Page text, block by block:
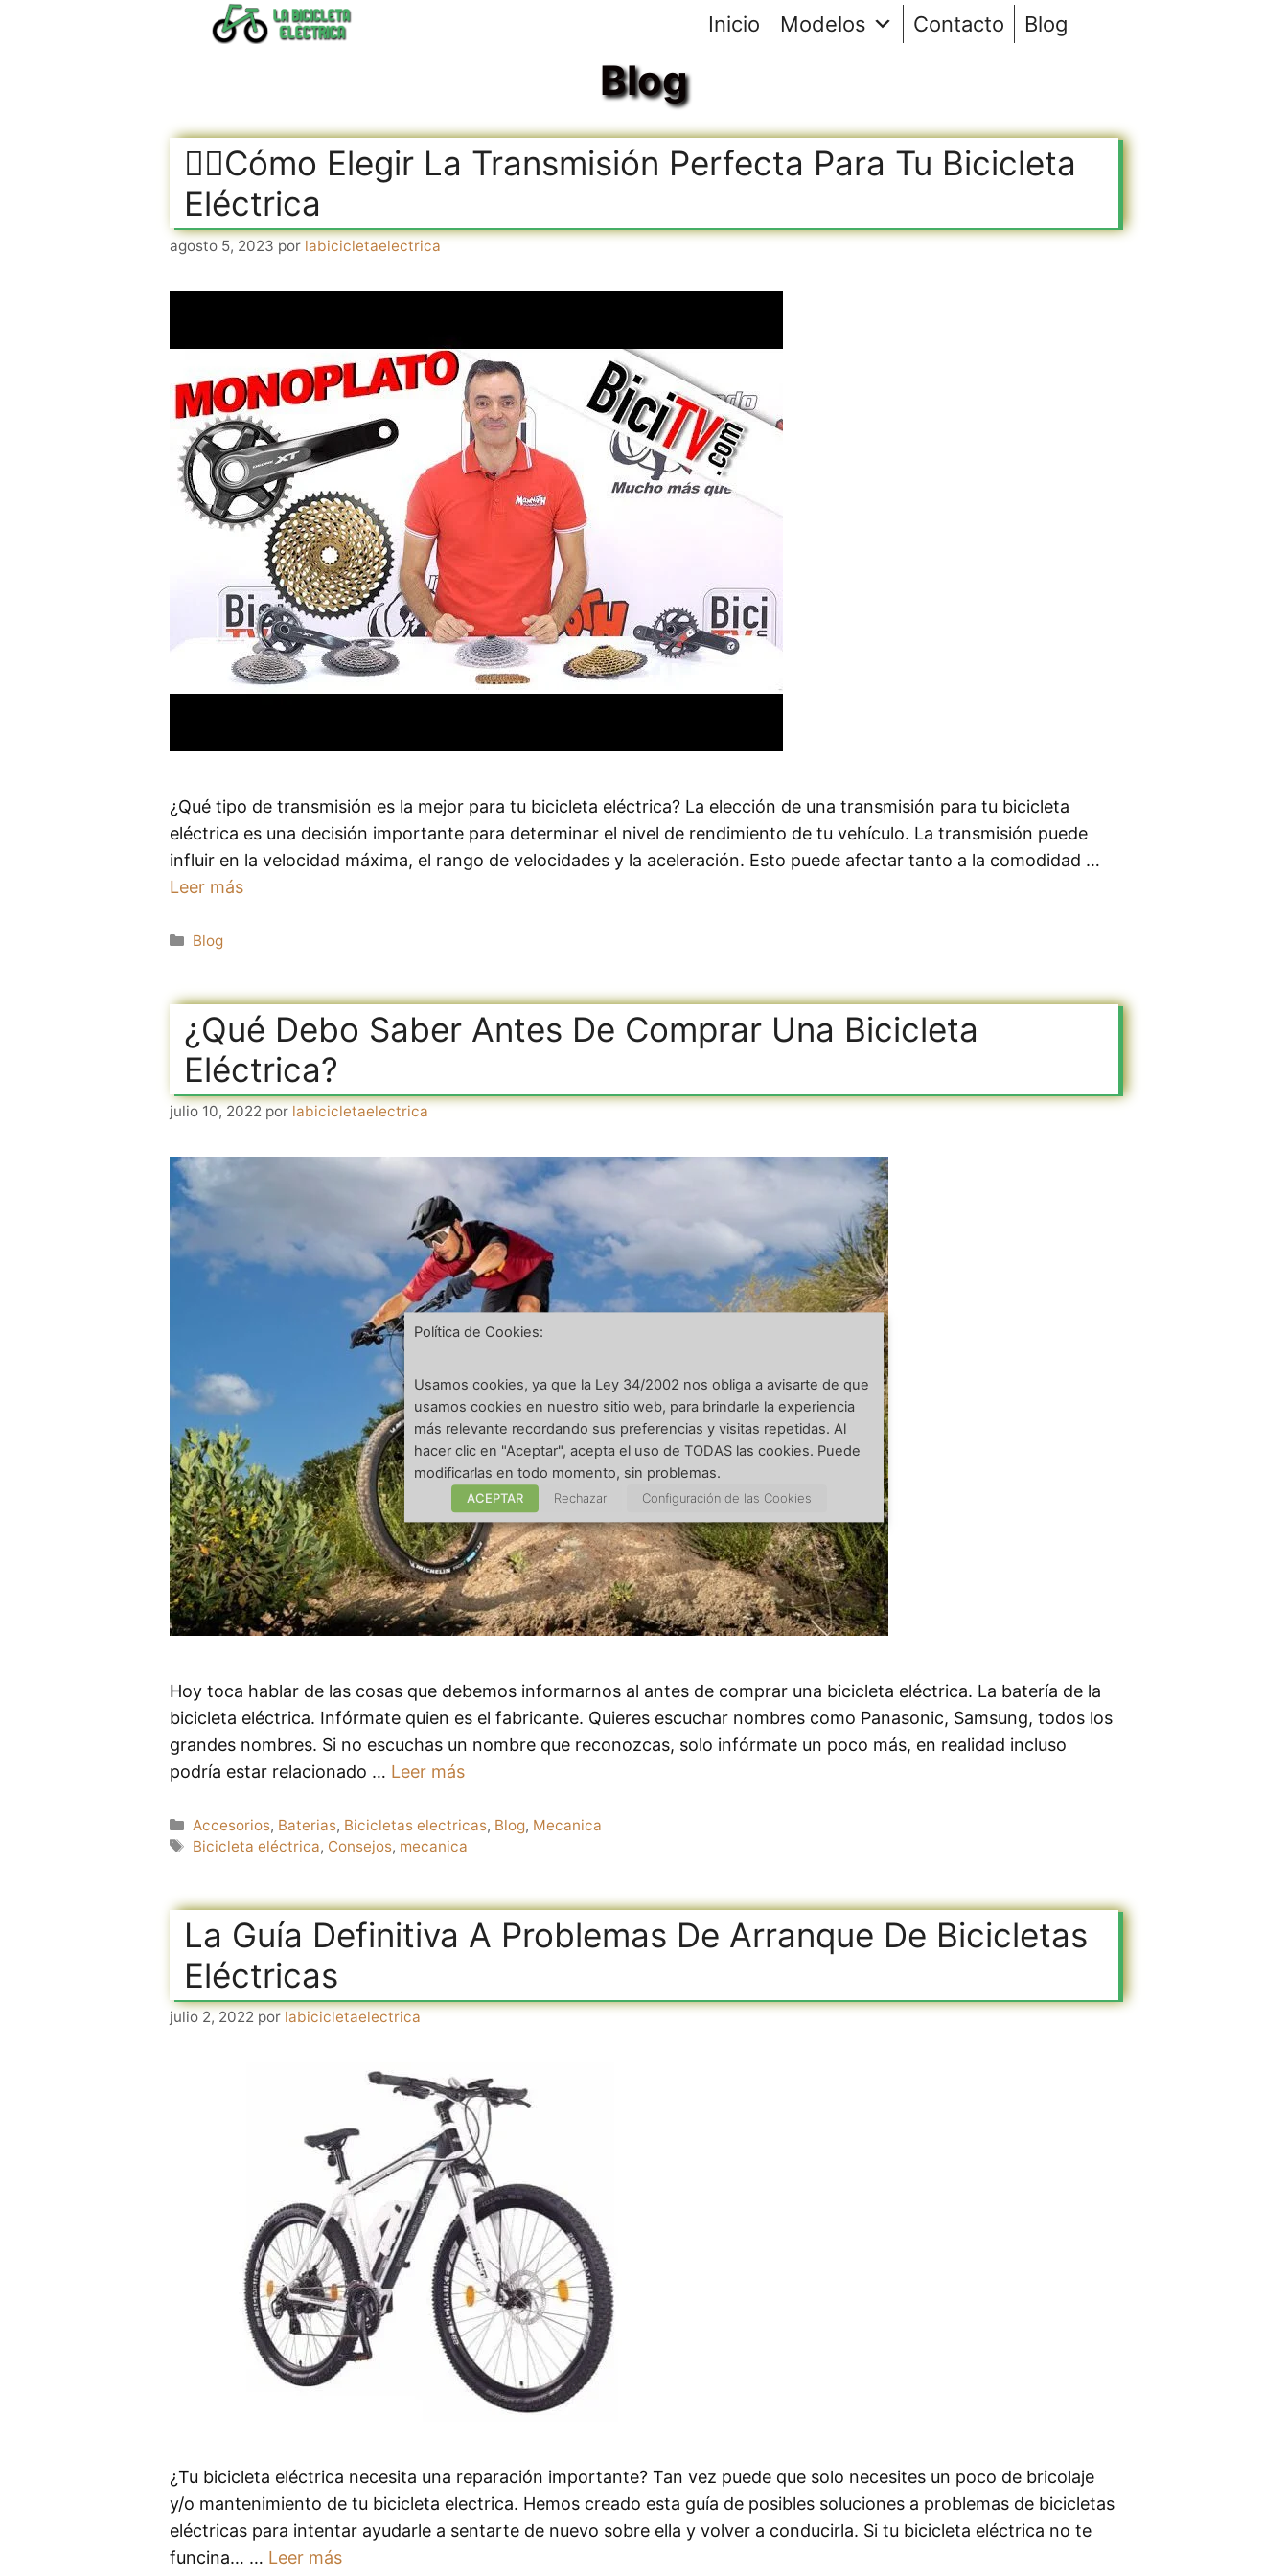
Inicio Modelos Contacto Blog
Blog
🚴‍♂️Cómo Elegir La Transmisión Perfecta Para Tu Bicicleta
Eléctrica
agosto 5, 2023 por labicicletaelectrica
¿Qué tipo de transmisión es la mejor para tu bicicleta eléctrica? La elección de una transmisión para tu bicicleta
eléctrica es una decisión importante para determinar el nivel de rendimiento de tu vehículo. La transmisión puede
influir en la velocidad máxima, el rango de velocidades y la aceleración. Esto puede afectar tanto a la comodidad …
Leer más
Categorías
Blog
¿Qué Debo Saber Antes De Comprar Una Bicicleta
Eléctrica?
julio 10, 2022 por labicicletaelectrica
Hoy toca hablar de las cosas que debemos informarnos al antes de comprar una bicicleta eléctrica. La batería de la
bicicleta eléctrica. Infórmate quien es el fabricante. Quieres escuchar nombres como Panasonic, Samsung, todos los
grandes nombres. Si no escuchas un nombre que reconozcas, solo infórmate un poco más, en realidad incluso
podría estar relacionado … Leer más
Categorías
Accesorios, Baterias, Bicicletas electricas, Blog, Mecanica
Etiquetas
Bicicleta eléctrica, Consejos, mecanica
La Guía Definitiva A Problemas De Arranque De Bicicletas
Eléctricas
julio 2, 2022 por labicicletaelectrica
¿Tu bicicleta eléctrica necesita una reparación importante? Tan vez puede que solo necesites un poco de bricolaje
y/o mantenimiento de tu bicicleta electrica. Hemos creado esta guía de posibles soluciones a problemas de bicicletas
eléctricas para intentar ayudarle a sentarte de nuevo sobre ella y volver a conducirla. Si tu bicicleta eléctrica no te
funcina… … Leer más
Política de Cookies:
Usamos cookies, ya que la Ley 34/2002 nos obliga a avisarte de que
usamos cookies en nuestro sitio web, para brindarle la experiencia
más relevante recordando sus preferencias y visitas repetidas. Al
hacer clic en "Aceptar", acepta el uso de TODAS las cookies. Puede
modificarlas en todo momento, sin problemas.
ACEPTAR Rechazar Configuración de las Cookies